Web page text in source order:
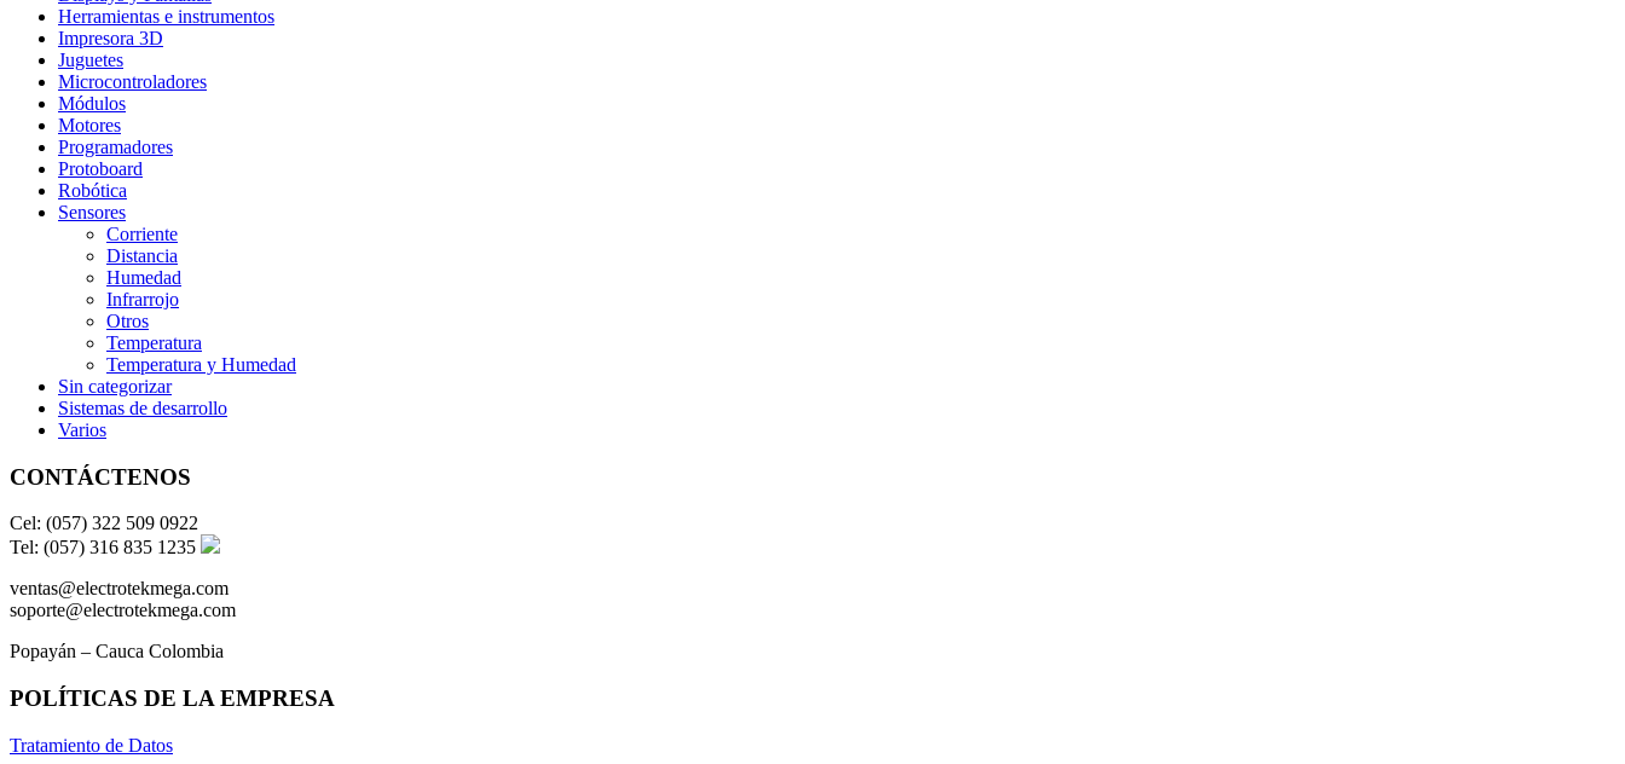
Herramientas e instrumentos
Impresora 3D
Juguetes
Microcontroladores
Módulos
Motores
Programadores
Protoboard
Robótica
Sensores
Corriente
Distancia
Humedad
Infrarrojo
Otros
Temperatura
Temperatura y Humedad
Sin categorizar
Sistemas de desarrollo
Varios
CONTÁCTENOS
Cel: (057) 322 509 0922
Tel: (057) 316 835 1235
ventas@electrotekmega.com
soporte@electrotekmega.com
Popayán – Cauca Colombia
POLÍTICAS DE LA EMPRESA
Tratamiento de Datos